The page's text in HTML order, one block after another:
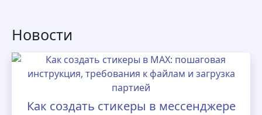
Новости
Как создать стикеры в мессенджере